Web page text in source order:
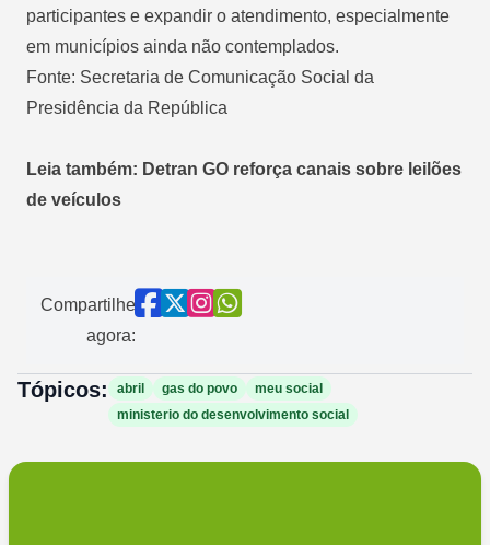
participantes e expandir o atendimento, especialmente
em municípios ainda não contemplados.
Fonte: Secretaria de Comunicação Social da
Presidência da República
Leia também: Detran GO reforça canais sobre leilões
de veículos
Compartilhe
agora:
Tópicos: abril gas do povo
meu social
ministerio do desenvolvimento social